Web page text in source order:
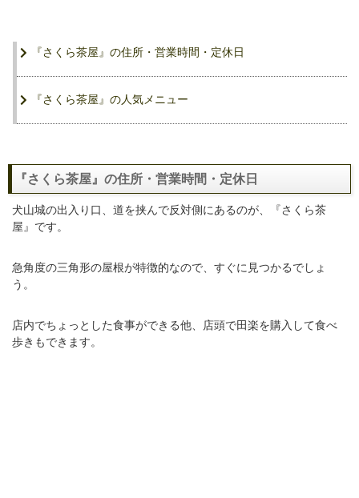
『さくら茶屋』の住所・営業時間・定休日
『さくら茶屋』の人気メニュー
『さくら茶屋』の住所・営業時間・定休日
犬山城の出入り口、道を挟んで反対側にあるのが、『さくら茶
屋』です。
急角度の三角形の屋根が特徴的なので、すぐに見つかるでしょ
う。
店内でちょっとした食事ができる他、店頭で田楽を購入して食べ
歩きもできます。